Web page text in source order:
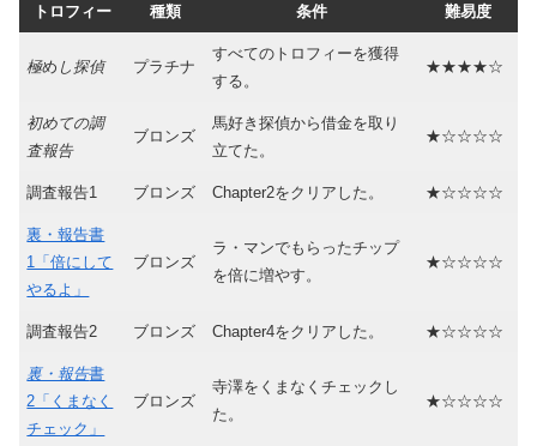
トロフィー 種類 条件 難易度
極め し探偵 プラチナ
すべてのトロフィーを獲得
する。
★★★★☆
初めての調
査報告
ブロンズ
馬好き探偵から借金を取り
立てた。
★☆☆☆☆
調査報告1 ブロンズ Chapter2をクリアした。 ★☆☆☆☆
裏・報告書
1「倍にして
やるよ」
ブロンズ
ラ・マンでもらったチップ
を倍に増やす。
★☆☆☆☆
調査報告2 ブロンズ Chapter4をクリアした。 ★☆☆☆☆
裏・報告書
2「くまなく
チェック」
ブロンズ
寺澤をくまなくチェックし
た。
★☆☆☆☆